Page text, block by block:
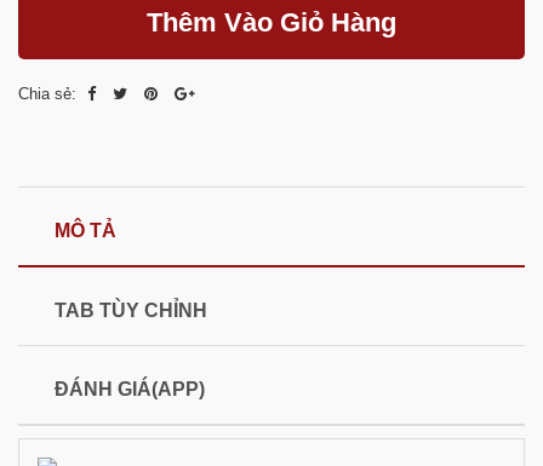
Thêm Vào Giỏ Hàng
Chia sẻ:
MÔ TẢ
TAB TÙY CHỈNH
ĐÁNH GIÁ(APP)